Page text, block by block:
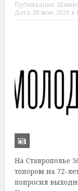
Публикация:
Дата: 30 мая, 2026 в
На Ставрополье
топором на 72-
попросил